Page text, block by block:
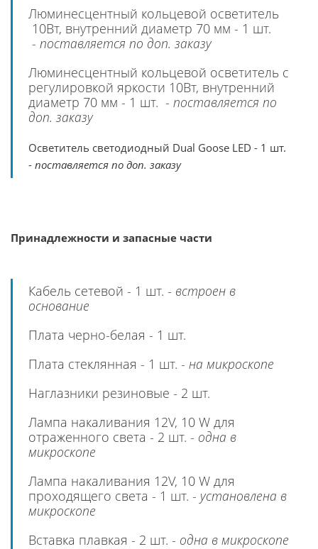
Люминесцентный кольцевой осветитель
10Вт, внутренний диаметр 70 мм - 1 шт.
- поставляется по доп. заказу
Люминесцентный кольцевой осветитель с
регулировкой яркости 10Вт, внутренний
диаметр 70 мм - 1 шт. - поставляется по
доп. заказу
Осветитель светодиодный Dual Goose LED - 1 шт.
- поставляется по доп. заказу
Принадлежности и запасные части
Кабель сетевой - 1 шт. - встроен в
основание
Плата черно-белая - 1 шт.
Плата стеклянная - 1 шт. - на микроскопе
Наглазники резиновые - 2 шт.
Лампа накаливания 12V, 10 W для
отраженного света - 2 шт. - одна в
микроскопе
Лампа накаливания 12V, 10 W для
проходящего света - 1 шт. - установлена в
микроскопе
Вставка плавкая - 2 шт. - одна в микроскопе